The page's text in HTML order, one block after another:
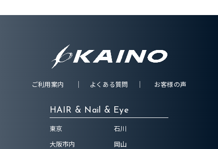
ご利用案内 よくある質問 お客様の声
HAIR & Nail & Eye
東京
大阪市内
石川
岡山